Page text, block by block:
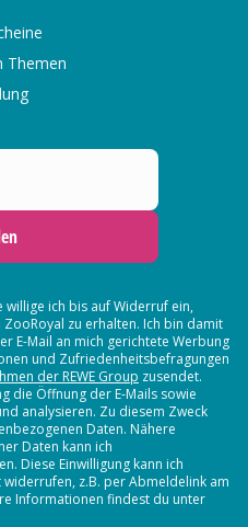
Themen
willige ich bis auf Widerruf ein,
ZooRoyal zu erhalten. Ich bin damit
E-Mail an mich gerichtete Werbung
und Zufriedenheitsbefragungen
der REWE Group zusendet.
die Öffnung der E-Mails sowie
analysieren. Zu diesem Zweck
Daten. Nähere
Daten kann ich
Diese Einwilligung kann ich
z.B. per Abmeldelink am
Informationen findest du unter